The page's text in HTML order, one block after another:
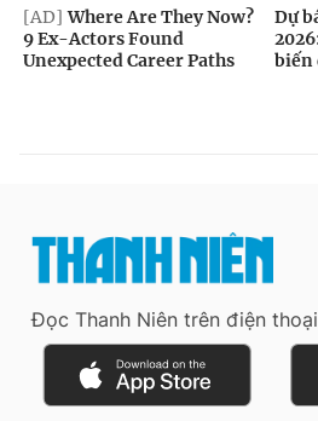
Đọc Thanh Niên trên điện thoại